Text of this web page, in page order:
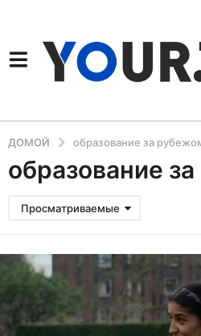
ДОМОЙ образование за
образование
Просматриваемые